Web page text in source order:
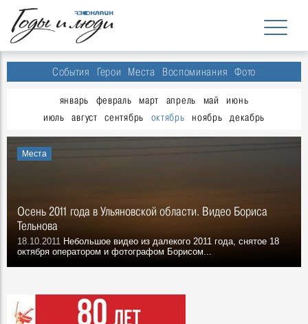
События Герои Места Воспоминания Фото
январь февраль март апрель май
июнь
июль
август сентябрь октябрь ноябрь декабрь
Места
Осень 2011 года в Ульяновской области. Видео Бориса
Тельнова
18.10.2011 Небольшое видео из далекого 2011 года, снятое 18
октября оператором и фотографом Борисом...